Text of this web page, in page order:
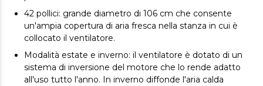
42 pollici: grande diametro di 106 cm che consente
un'ampia copertura di aria fresca nella stanza in cui è
collocato il ventilatore.
Modalità estate e inverno: il ventilatore è dotato di un
sistema di inversione del motore che lo rende adatto
all'uso tutto l'anno. In inverno diffonde l'aria calda